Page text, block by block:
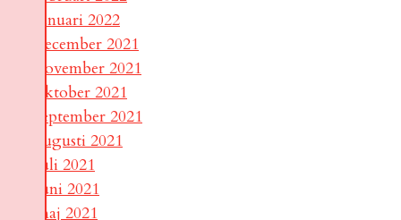
januari 2022
december 2021
november 2021
oktober 2021
september 2021
augusti 2021
juli 2021
juni 2021
maj 2021